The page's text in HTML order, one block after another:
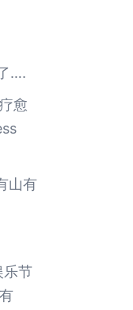
….
愈
山有
节